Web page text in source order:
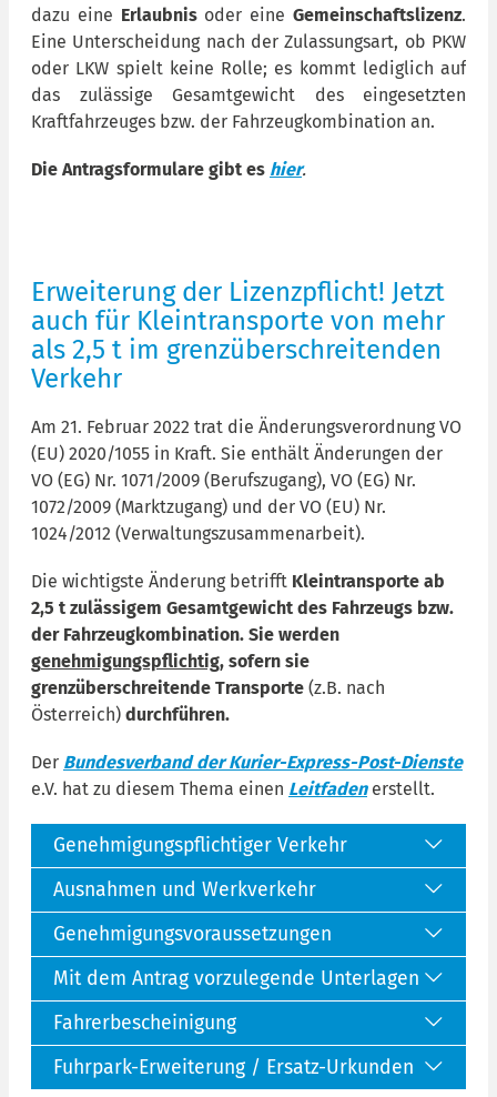
dazu eine Erlaubnisoder eineGemeinschaftslizenz.
Eine Unterscheidung nach der Zulassungsart, ob PKW
oder LKW spielt keine Rolle; es kommt lediglich auf
das zulässige Gesamtgewicht des eingesetzten
Kraftfahrzeuges bzw. der Fahrzeugkombination an.
Die Antragsformulare gibt es hier.
Erweiterung der Lizenzpflicht! Jetzt
auch für Kleintransporte von mehr
als 2,5 t im grenzüberschreitenden
Verkehr
Am 21. Februar 2022 trat die Änderungsverordnung VO
(EU) 2020/1055 in Kraft. Sie enthält Änderungen der
VO (EG) Nr. 1071/2009 (Berufszugang), VO (EG) Nr.
1072/2009 (Marktzugang) und der VO (EU) Nr.
1024/2012 (Verwaltungszusammenarbeit).
Die wichtigste Änderung betrifft Kleintransporte ab
2,5 t zulässigem Gesamtgewicht des Fahrzeugs bzw.
der Fahrzeugkombination. Sie werden
genehmigungspflichtig, sofern sie
grenzüberschreitende Transporte (z.B. nach
Österreich) durchführen.
Der Bundesverband der Kurier-Express-Post-Dienste
e.V. hat zu diesem Thema einen Leitfadenerstellt.
Genehmigungspflichtiger Verkehr
Ausnahmen und Werkverkehr
Genehmigungsvoraussetzungen
Mit dem Antrag vorzulegende Unterlagen
Fahrerbescheinigung
Fuhrpark-Erweiterung / Ersatz-Urkunden